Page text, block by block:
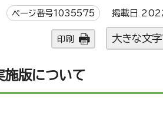
ページ番号1035575 掲載日
印刷 大きな文字
版について